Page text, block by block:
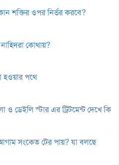
শক্তির ওপর নির্ভর করবে?
কোথায়?
হওয়ার পথে
ও ডেইলি স্টার এর ট্রিটমেন্ট দেখে কি
আগাম সংকেত টের পায়? যা বলছে